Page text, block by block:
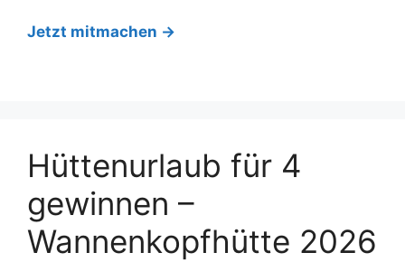
Jetzt mitmachen →
Hüttenurlaub für 4
gewinnen –
Wannenkopfhütte 2026